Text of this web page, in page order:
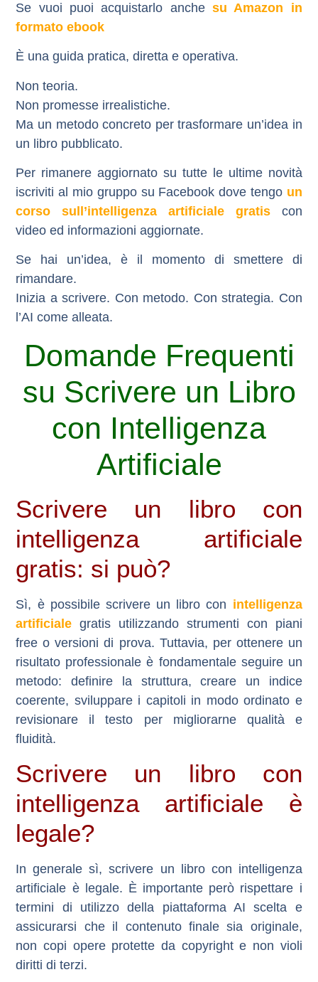
Se vuoi puoi acquistarlo anche su Amazon in
formato ebook
È una guida pratica, diretta e operativa.
Non teoria.
Non promesse irrealistiche.
Ma un metodo concreto per trasformare un’idea in
un libro pubblicato.
Per rimanere aggiornato su tutte le ultime novità
iscriviti al mio gruppo su Facebook dove tengo un
corso sull’intelligenza artificiale gratiscon
video ed informazioni aggiornate.
Se hai un’idea, è il momento di smettere di
rimandare.
Inizia a scrivere. Con metodo. Con strategia. Con
l’AI come alleata.
Domande Frequenti
su Scrivere un Libro
con Intelligenza
Artificiale
Scrivere un libro con
intelligenza artificiale
gratis: si può?
Sì, è possibile scrivere un libro con intelligenza
artificiale gratis utilizzando strumenti con piani
free o versioni di prova. Tuttavia, per ottenere un
risultato professionale è fondamentale seguire un
metodo: definire la struttura, creare un indice
coerente, sviluppare i capitoli in modo ordinato e
revisionare il testo per migliorarne qualità e
fluidità.
Scrivere un libro con
intelligenza artificiale è
legale?
In generale sì, scrivere un libro con intelligenza
artificiale è legale. È importante però rispettare i
termini di utilizzo della piattaforma AI scelta e
assicurarsi che il contenuto finale sia originale,
non copi opere protette da copyright e non violi
diritti di terzi.